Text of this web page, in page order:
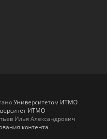
Университетом ИТМО
ИТМО
Илья Александрович
контента